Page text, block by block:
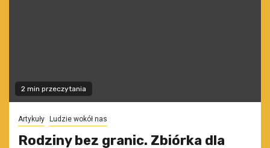
2 min przeczytania
Artykuły Ludzie wokół nas
Rodziny bez granic. Zbiórka dla